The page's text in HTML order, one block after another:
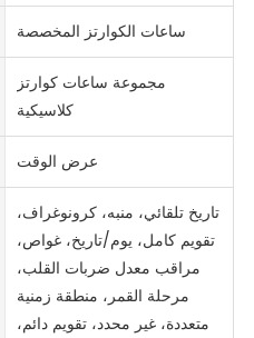
ساعات الكوارتز المخصصة
مجموعة ساعات كوارتز
كلاسيكية
عرض الوقت
تاريخ تلقائي، منبه، كرونوغراف،
تقويم كامل، يوم/تاريخ، غواص،
مراقب معدل ضربات القلب،
مرحلة القمر، منطقة زمنية
متعددة، غير محدد، تقويم دائم،